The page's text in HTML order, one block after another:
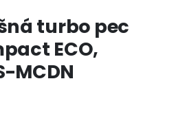
turbo pec
ECO,
MCDN